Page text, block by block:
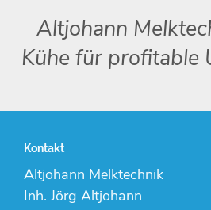
Altjohann
Kühe für profitable
Kontakt
Altjohann Melktechnik
Inh. Jörg Altjohann